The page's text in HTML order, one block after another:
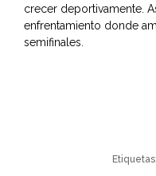
crecer deportivamente.
enfrentamiento donde
semifinales.
Etiquetas: